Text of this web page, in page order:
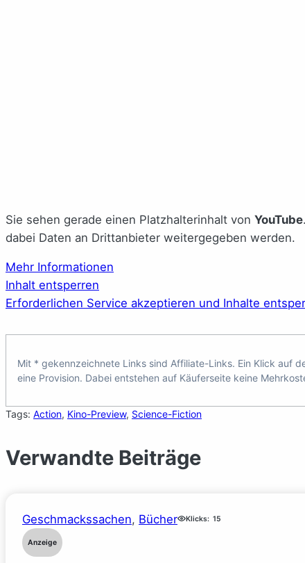
Sie sehen gerade einen Platzhalterinhalt von YouTube
dabei Daten an Drittanbieter weitergegeben werden.
Mehr Informationen
Inhalt entsperren
Erforderlichen Service akzeptieren und Inhalte
Mit * gekennzeichnete Links sind Affiliate-Links. Ein Klick auf
eine Provision. Dabei entstehen auf Käuferseite keine
Tags: Action, Kino-Preview, Science-Fiction
Verwandte Beiträge
Geschmackssachen, Bücher Klicks: 15
Anzeige